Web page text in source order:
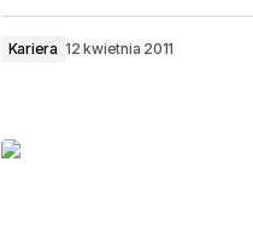
Kariera 12 kwietnia 2011